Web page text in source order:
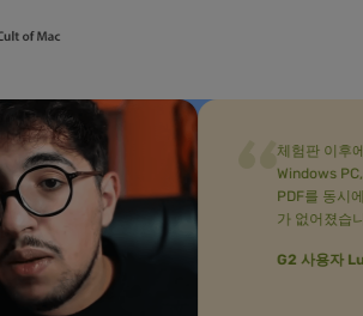
체험판 이후에도
Windows PC, 이동
PDF를 동시에 분석
가 없어졌습니다. 저
G2 사용자 Luca P.